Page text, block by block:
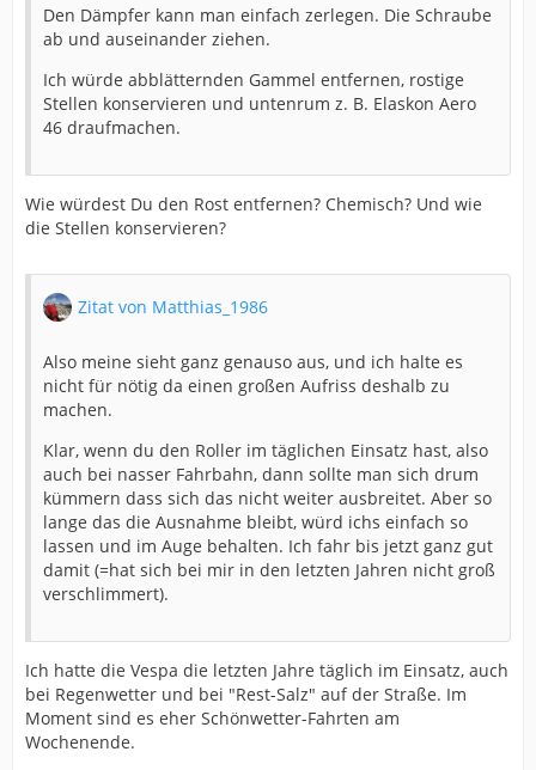
Den Dämpfer kann man einfach zerlegen. Die Schraube
ab und auseinander ziehen.
Ich würde abblätternden Gammel entfernen, rostige
Stellen konservieren und untenrum z. B. Elaskon Aero
46 draufmachen.
Wie würdest Du den Rost entfernen? Chemisch? Und wie
die Stellen konservieren?
Zitat von Matthias_1986
Also meine sieht ganz genauso aus, und ich halte es
nicht für nötig da einen großen Aufriss deshalb zu
machen.
Klar, wenn du den Roller im täglichen Einsatz hast, also
auch bei nasser Fahrbahn, dann sollte man sich drum
kümmern dass sich das nicht weiter ausbreitet. Aber so
lange das die Ausnahme bleibt, würd ichs einfach so
lassen und im Auge behalten. Ich fahr bis jetzt ganz gut
damit (=hat sich bei mir in den letzten Jahren nicht groß
verschlimmert).
Ich hatte die Vespa die letzten Jahre täglich im Einsatz, auch
bei Regenwetter und bei "Rest-Salz" auf der Straße. Im
Moment sind es eher Schönwetter-Fahrten am
Wochenende.